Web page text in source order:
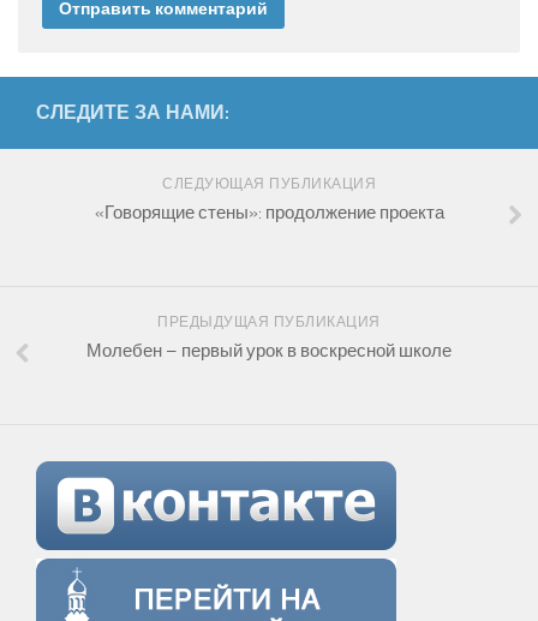
СЛЕДИТЕ ЗА НАМИ:
СЛЕДУЮЩАЯ ПУБЛИКАЦИЯ
«Говорящие стены»: продолжение проекта
ПРЕДЫДУЩАЯ ПУБЛИКАЦИЯ
Молебен – первый урок в воскресной школе